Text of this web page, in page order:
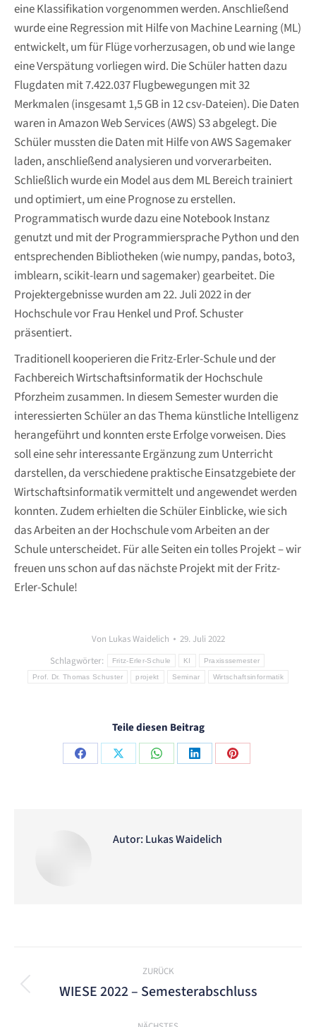
eine Klassifikation vorgenommen werden. Anschließend
wurde eine Regression mit Hilfe von Machine Learning (ML)
entwickelt, um für Flüge vorherzusagen, ob und wie lange
eine Verspätung vorliegen wird. Die Schüler hatten dazu
Flugdaten mit 7.422.037 Flugbewegungen mit 32
Merkmalen (insgesamt 1,5 GB in 12 csv-Dateien). Die Daten
waren in Amazon Web Services (AWS) S3 abgelegt. Die
Schüler mussten die Daten mit Hilfe von AWS Sagemaker
laden, anschließend analysieren und vorverarbeiten.
Schließlich wurde ein Model aus dem ML Bereich trainiert
und optimiert, um eine Prognose zu erstellen.
Programmatisch wurde dazu eine Notebook Instanz
genutzt und mit der Programmiersprache Python und den
entsprechenden Bibliotheken (wie numpy, pandas, boto3,
imblearn, scikit-learn und sagemaker) gearbeitet. Die
Projektergebnisse wurden am 22. Juli 2022 in der
Hochschule vor Frau Henkel und Prof. Schuster
präsentiert.
Traditionell kooperieren die Fritz-Erler-Schule und der
Fachbereich Wirtschaftsinformatik der Hochschule
Pforzheim zusammen. In diesem Semester wurden die
interessierten Schüler an das Thema künstliche Intelligenz
herangeführt und konnten erste Erfolge vorweisen. Dies
soll eine sehr interessante Ergänzung zum Unterricht
darstellen, da verschiedene praktische Einsatzgebiete der
Wirtschaftsinformatik vermittelt und angewendet werden
konnten. Zudem erhielten die Schüler Einblicke, wie sich
das Arbeiten an der Hochschule vom Arbeiten an der
Schule unterscheidet. Für alle Seiten ein tolles Projekt – wir
freuen uns schon auf das nächste Projekt mit der Fritz-
Erler-Schule!
Von Lukas Waidelich
29. Juli 2022
Schlagwörter:
Fritz-Erler-Schule KI Praxisssemester
Prof. Dr. Thomas Schuster projekt Seminar Wirtschaftsinformatik
Teile diesen Beitrag
Share
Share
Share
Share
Share
Autor: Lukas Waidelich
Kommentarnavigation
ZURÜCK
Vorheriger
WIESE 2022 – Semesterabschluss